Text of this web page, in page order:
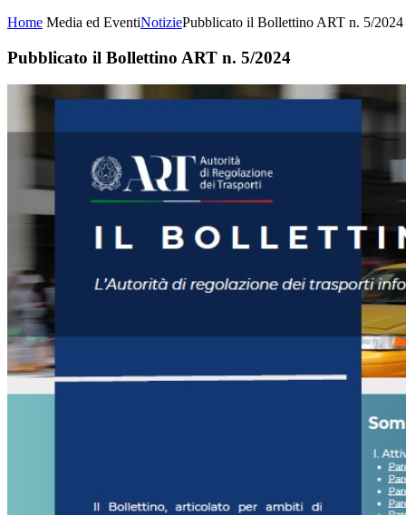
Home Media ed EventiNotiziePubblicato il Bollettino ART n. 5/2024
Pubblicato il Bollettino ART n. 5/2024